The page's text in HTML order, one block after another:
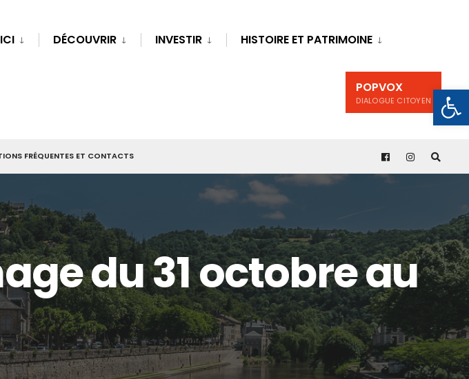
DÉCOUVRIR INVESTIR HISTOIRE ET PATRIMOINE
POPVOX
DIALOGUE CITOYEN
FRÉQUENTES ET CONTACTS
du 31 octobre au